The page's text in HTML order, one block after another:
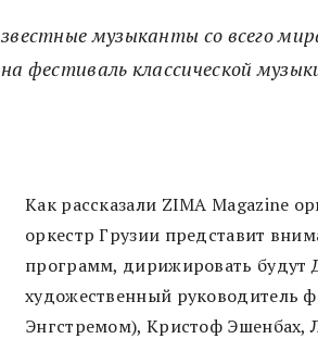
звестные музыканты со всего
на фестиваль классической
Как рассказали ZIMA Magazine
оркестр Грузии представит
программ, дирижировать будут
художественный руководитель
Энгстремом), Кристоф Эшенбах,